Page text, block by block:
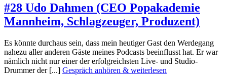
#28 Udo Dahmen (CEO Popakademie
Mannheim, Schlagzeuger, Produzent)
Es könnte durchaus sein, dass mein heutiger Gast den Werdegang
nahezu aller anderen Gäste meines Podcasts beeinflusst hat. Er war
nämlich nicht nur einer der erfolgreichsten Live- und Studio-
Drummer der [...] Gespräch anhören & weiterlesen